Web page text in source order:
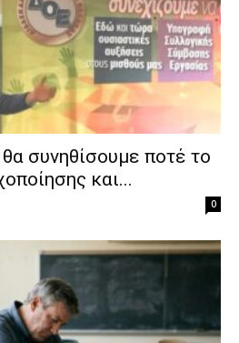
συνηθίσουμε ποτέ το
και...
0